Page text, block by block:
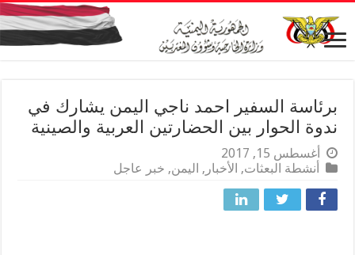
برئاسة السفير احمد ناجي اليمن يشارك في
ندوة الحوار بين الحضارتين العربية والصينية
أغسطس 15, 2017
أنشطة البعثات, الأخبار , اليمن, خبر عاجل